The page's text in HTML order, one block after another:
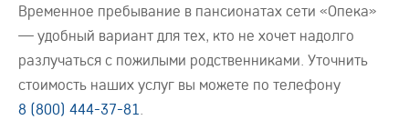
Временное пребывание в пансионатах сети «Опека»
— удобный вариант для тех, кто не хочет надолго
разлучаться с пожилыми родственниками. Уточнить
стоимость наших услуг вы можете по телефону
8 (800) 444-37-81